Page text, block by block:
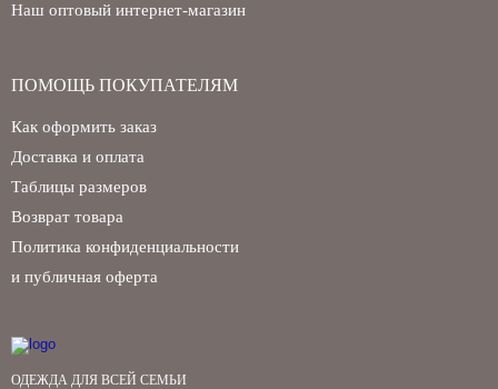
ОДЕЖДА ДЛЯ ВСЕЙ СЕМЬИ
Наш оптовый интернет-магазин
ПОМОЩЬ ПОКУПАТЕЛЯМ
Как оформить заказ
Доставка и оплата
Таблицы размеров
Возврат товара
Политика конфиденциальности
и публичная оферта